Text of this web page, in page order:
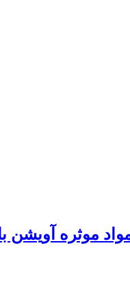
موثره آویشن